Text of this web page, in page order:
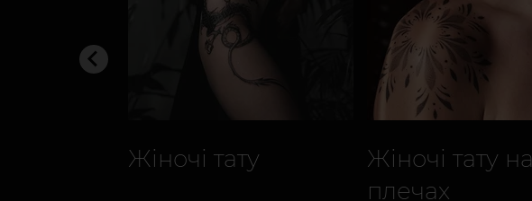
Жіночі тату
Жіночі тату на
плечах